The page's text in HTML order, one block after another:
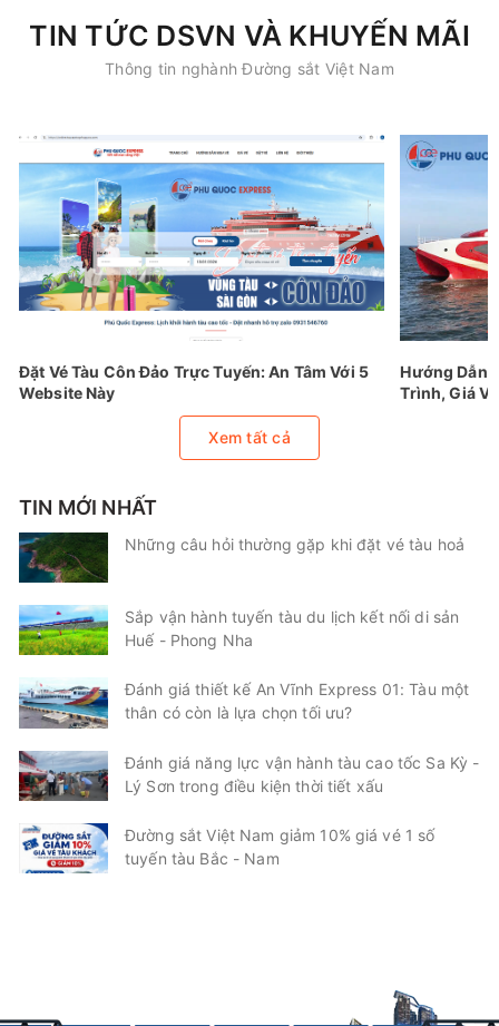
TIN TỨC DSVN VÀ KHUYẾN MÃI
Thông tin nghành Đường sắt Việt Nam
Đặt Vé Tàu Côn Đảo Trực Tuyến: An Tâm Với 5
Website Này
Hướng Dẫn
Trình, Giá Vé
Xem tất cả
TIN MỚI NHẤT
Những câu hỏi thường gặp khi đặt vé tàu hoả
Sắp vận hành tuyến tàu du lịch kết nối di sản
Huế - Phong Nha
Đánh giá thiết kế An Vĩnh Express 01: Tàu một
thân có còn là lựa chọn tối ưu?
Đánh giá năng lực vận hành tàu cao tốc Sa Kỳ -
Lý Sơn trong điều kiện thời tiết xấu
Đường sắt Việt Nam giảm 10% giá vé 1 số
tuyến tàu Bắc - Nam